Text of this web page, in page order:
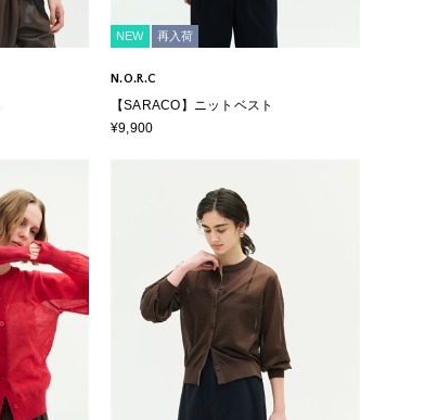
NEW 再入荷
N.O.R.C
【SARACO】ニットベスト
¥9,900